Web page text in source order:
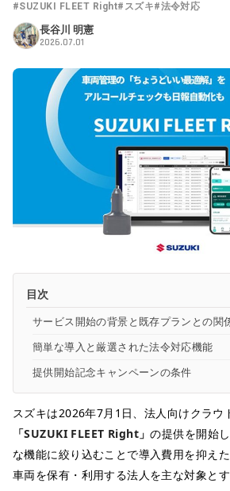
#SUZUKI FLEET Right#スズキ#法令対応
長谷川 明憲
2026.07.01
目次
サービス開始の背景と既存プランとの関
簡単な導入と厳選された法令対応機能
提供開始記念キャンペーンの条件
スズキは2026年7月1日、法人向けクラウ
「SUZUKI FLEET Right」の提供を開始
な機能に絞り込むことで導入費用を抑え
車両を保有・利用する法人を主な対象とす